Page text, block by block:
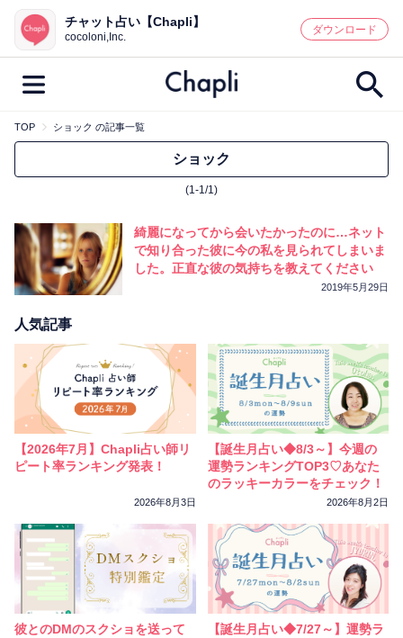
鑑定記事・占い師検索
最新記事一覧
カテゴリー別
鑑定 占い師 キャンペーン
彼の気持ち
今週の運勢 彼氏 片思い 結婚
相性 復縁
チャット占い【Chapli】
cocoloni,Inc.
ダウンロード
TOP ショック の記事一覧
ショック
(1-1/1)
綺麗になってから会いたかったのに…ネット
で知り合った彼に今の私を見られてしまいま
した。正直な彼の気持ちを教えてください
2019年5月29日
人気記事
【2026年7月】Chapli占い師リ
ピート率ランキング発表！
2026年8月3日
【誕生月占い◆8/3～】今週の
運勢ランキングTOP3♡あなた
のラッキーカラーをチェック！
2026年8月2日
彼とのDMのスクショを送って
【誕生月占い◆7/27～】運勢ラ